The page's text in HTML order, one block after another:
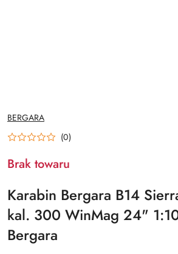
NAZWA
PRODUCENTA:
BERGARA
(0)
Brak towaru
Karabin Bergara B14
kal. 300 WinMag 24"
Bergara